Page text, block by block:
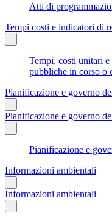
Atti di
Tempi costi e indicatori di
Tempi, costi unitari
pubbliche in corso o
Pianificazione e governo
Pianificazione e governo
Pianificazione e
Informazioni ambientali
Informazioni ambientali